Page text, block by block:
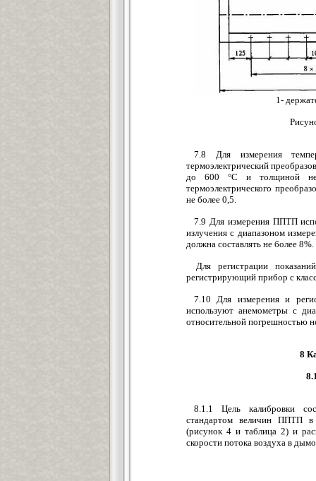
1-
7.8 Для измерения
термоэлектрический
до 600 °С и толщиной не
термоэлектрического
не более 0,5.
7.9 Для измерения ППТП
излучения с диапазоном
должна составлять не более 8%.
Для регистрации
регистрирующий прибор с
7.10 Для измерения и
используют анемометры с
относительной погрешностью
8
8.1.1 Цель калибровки
стандартом величин ППТП в
(рисунок 4 и таблица 2) и
скорости потока воздуха в